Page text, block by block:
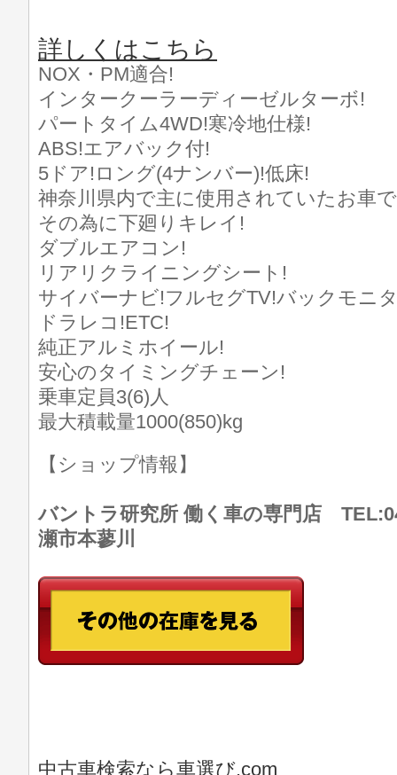
詳しくはこちら
NOX・PM適合!
インタークーラーディーゼルターボ!
パートタイム4WD!寒冷地仕様!
ABS!エアバック付!
5ドア!ロング(4ナンバー)!低床!
神奈川県内で主に使用されていたお車
その為に下廻りキレイ!
ダブルエアコン!
リアリクライニングシート!
サイバーナビ!フルセグTV!バックモニ
ドラレコ!ETC!
純正アルミホイール!
安心のタイミングチェーン!
乗車定員3(6)人
最大積載量1000(850)kg
【ショップ情報】
バントラ研究所 働く車の専門店
瀬市本蓼川
中古車検索なら車選び.com